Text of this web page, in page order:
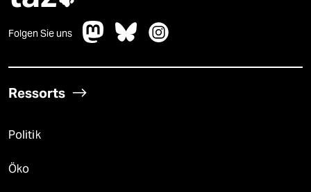
Folgen Sie uns
Ressorts
Politik
Öko